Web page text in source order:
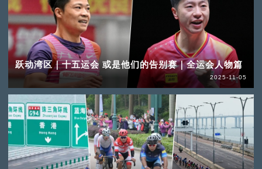
跃动湾区｜十五运会 或是他们的告别赛｜全运会人物篇
2025-11-05